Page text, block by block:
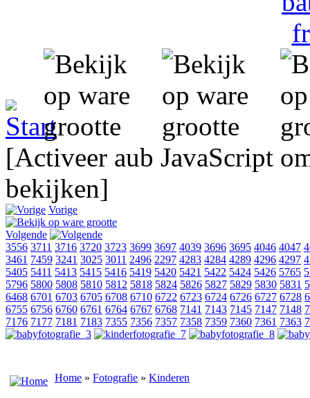
[Activeer aub JavaScript
bekijken]
Vorige
Volgende
3556 3711 3716 3720 3723 3699 3697 4039 3696 3695 4046 4047
3461 7459 3241 3025 3011 2496 2297 4283 4284 4289 4296 4297
5405 5411 5413 5415 5416 5419 5420 5421 5422 5424 5426 5765
5796 5800 5808 5810 5812 5818 5824 5826 5827 5829 5830 5831
6468 6701 6703 6705 6708 6710 6722 6723 6724 6726 6727 6728
6755 6756 6760 6761 6764 6767 6768 7141 7143 7145 7147 7148
7176 7177 7181 7183 7355 7356 7357 7358 7359 7360 7361 7363
Home » Fotografie » Kinderen